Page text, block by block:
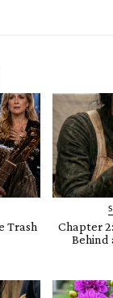
Trash
Chapter
Behind